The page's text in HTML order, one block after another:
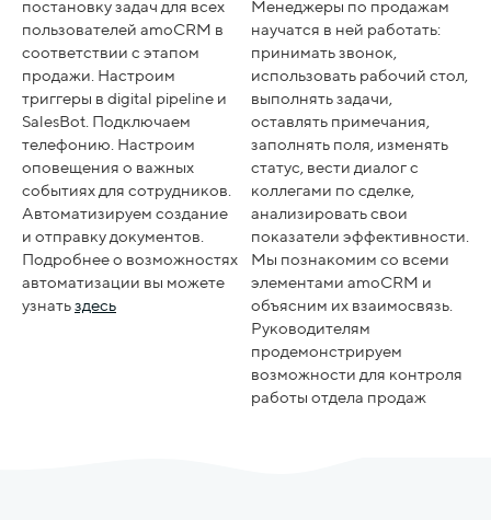
постановку задач для всех
пользователей amoCRM в
соответствии с этапом
продажи. Настроим
триггеры в digital pipeline и
SalesBot. Подключаем
телефонию. Настроим
оповещения о важных
событиях для сотрудников.
Автоматизируем создание
и отправку документов.
Подробнее о возможностях
автоматизации вы можете
узнатьздесь
Менеджеры по продажам
научатся в ней работать:
принимать звонок,
использовать рабочий стол,
выполнять задачи,
оставлять примечания,
заполнять поля, изменять
статус, вести диалог с
коллегами по сделке,
анализировать свои
показатели эффективности.
Мы познакомим со всеми
элементами amoCRM и
объясним их взаимосвязь.
Руководителям
продемонстрируем
возможности для контроля
работы отдела продаж